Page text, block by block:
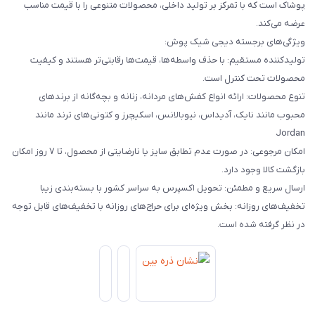
پوشاک است که با تمرکز بر تولید داخلی، محصولات متنوعی را با قیمت مناسب
عرضه می‌کند.
ویژگی‌های برجسته دیجی شیک پوش:
تولیدکننده مستقیم: با حذف واسطه‌ها، قیمت‌ها رقابتی‌تر هستند و کیفیت
محصولات تحت کنترل است.
تنوع محصولات: ارائه انواع کفش‌های مردانه، زنانه و بچه‌گانه از برندهای
محبوب مانند نایک، آدیداس، نیوبالانس، اسکیچرز و کتونی‌های ترند مانند
Jordan
امکان مرجوعی: در صورت عدم تطابق سایز یا نارضایتی از محصول، تا ۷ روز امکان
بازگشت کالا وجود دارد.
ارسال سریع و مطمئن: تحویل اکسپرس به سراسر کشور با بسته‌بندی زیبا
تخفیف‌های روزانه: بخش ویژه‌ای برای حراج‌های روزانه با تخفیف‌های قابل توجه
در نظر گرفته شده است.